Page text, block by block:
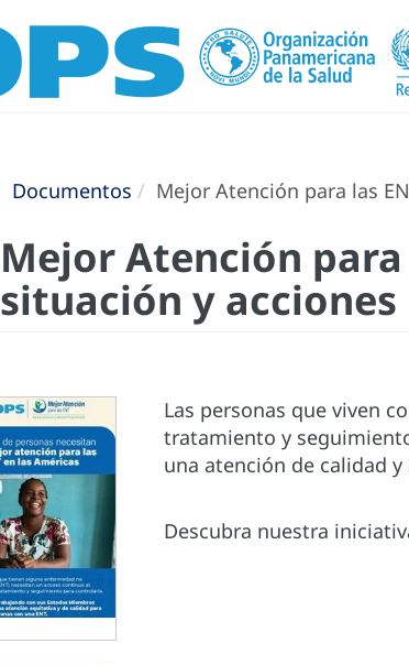
Documentos Mejor Atención para las
Mejor Atención
situación y acciones
Las personas que viven
tratamiento y
una atención de calidad
Descubra nuestra